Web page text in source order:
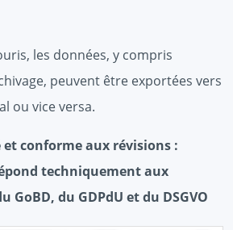
les données, y compris
peuvent être exportées vers
ou vice versa.
et conforme aux révisions :
techniquement aux
GoBD, du GDPdU et du DSGVO